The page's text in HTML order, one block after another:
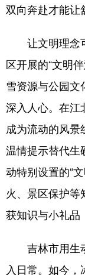
双向奔赴才能让
让文明理念
区开展的“文明
雪资源与公园文
深入人心。在江
成为流动的风
温情提示替代生
动特别设置的“
火、景区保护
获知识与小礼品
吉林市用生
入日常。如今